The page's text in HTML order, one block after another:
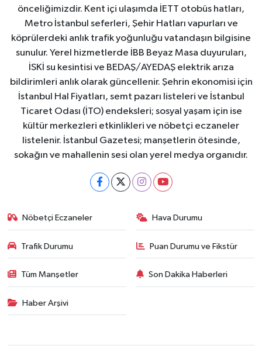
önceliğimizdir. Kent içi ulaşımda İETT otobüs hatları,
Metro İstanbul seferleri, Şehir Hatları vapurları ve
köprülerdeki anlık trafik yoğunluğu vatandaşın bilgisine
sunulur. Yerel hizmetlerde İBB Beyaz Masa duyuruları,
İSKİ su kesintisi ve BEDAŞ/AYEDAŞ elektrik arıza
bildirimleri anlık olarak güncellenir. Şehrin ekonomisi için
İstanbul Hal Fiyatları, semt pazarı listeleri ve İstanbul
Ticaret Odası (İTO) endeksleri; sosyal yaşam için ise
kültür merkezleri etkinlikleri ve nöbetçi eczaneler
listelenir. İstanbul Gazetesi; manşetlerin ötesinde,
sokağın ve mahallenin sesi olan yerel medya organıdır.
Nöbetçi Eczaneler Hava Durumu
Trafik Durumu Puan Durumu ve Fikstür
Tüm Manşetler Son Dakika Haberleri
Haber Arşivi